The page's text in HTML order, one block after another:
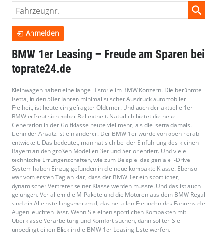
BMW 1er Leasing – Freude am Sparen bei
toprate24.de
Kleinwagen haben eine lange Historie im BMW Konzern. Die berühmte
Isetta, in den 50er Jahren minimalistischer Ausdruck automobiler
Freiheit, ist heute ein gefragter Oldtimer. Und auch der aktuelle 1er
BMW erfreut sich hoher Beliebtheit. Natürlich bietet die neue
Generation in der Golfklasse heute viel mehr, als die Isetta damals.
Denn der Ansatz ist ein anderer. Der BMW 1er wurde von oben herab
entwickelt. Das bedeutet, man hat sich bei der Einführung des kleinen
Bayern an den großen Modellen 3er und 5er orientiert. Und viele
technische Errungenschaften, wie zum Beispiel das geniale i-Drive
System haben Einzug gefunden in die neue kompakte Klasse. Ebenso
war vom ersten Tag an klar, dass der BMW 1er ein sportlicher,
dynamischer Vertreter seiner Klasse werden musste. Und das ist auch
gelungen. Vor allem die M-Pakete und die Motoren aus dem BMW Regal
sind ein Alleinstellungsmerkmal, das bei allen Freunden des Fahrens die
Augen leuchten lässt. Wenn Sie einen sportlichen Kompakten mit
Oberklasse Verarbeitung und Komfort suchen, dann sollten Sie
unbedingt einen Blick in die BMW 1er Leasing Liste werfen.
Fahrzeugnr.
Anmelden